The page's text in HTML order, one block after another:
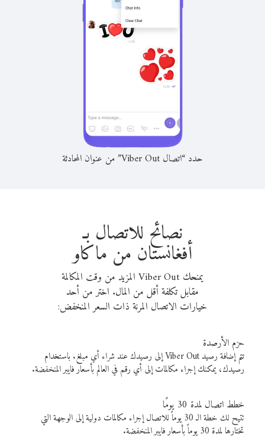
حدد “اتصال Viber Out” من عنوان المحادثة
نصائح للاتصال بـ
أفغانستان من ماكاو
يمنحك Viber Out المزيد من وقت المكالمة
مقابل تكلفة أقل من المال. اختر من أحد
خيارات الاتصال المرنة ذات السعر المنخفض:
حزم الأرصدة
تتم إضافة رصيد Viber Out إلى رصيدك عند شراء أي مبلغ. باستخدام
رصيدك، يمكنك إجراء مكالمات إلى أي رقم في العالم بأسعار فايبر المنخفضة.
خطط اتصال لمدة 30 يومًا
تتيح لك خطة الـ 30 يوماً للاتصال إجراء مكالمات دولية إلى الوجهة التي
تختارها لمدة 30 يوماً بأسعار فايبر المنخفضة.